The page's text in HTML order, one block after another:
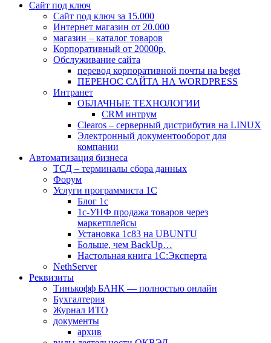
Сайт под ключ
Сайт под ключ за 15.000
Интернет магазин от 20.000
магазин – каталог товаров
Корпоративный от 20000р.
Обслуживание сайта
перевод корпоративной почты на beget
ПЕРЕНОС САЙТА НА WORDPRESS
Интранет
ОБЛАЧНЫЕ ТЕХНОЛОГИИ
CRM интрум
Сlearos – серверный дистрибутив на LINUX
Электронный документооборот для
компании
Автоматизация бизнеса
ТСД – терминалы сбора данных
Форум
Услуги программиста 1С
Блог 1с
1с-УНФ продажа товаров через
маркетплейсы
Установка 1с83 на UBUNTU
Больше, чем BackUp…
Настольная книга 1С:Эксперта
NethServer
Реквизиты
Тинькофф БАНК — полностью онлайн
Бухгалтерия
Журнал ИТО
документы
архив